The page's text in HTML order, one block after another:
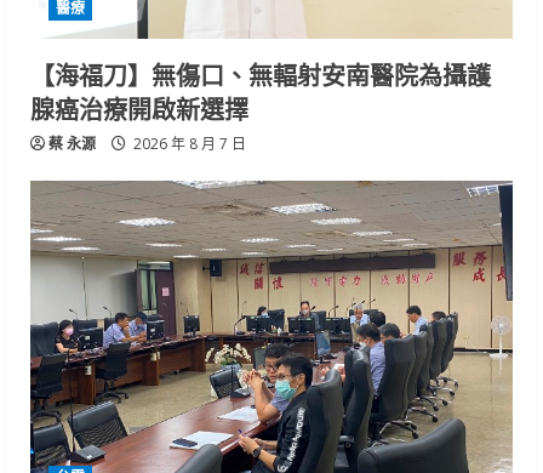
醫療
【海福刀】無傷口、無輻射安南醫院為攝護
腺癌治療開啟新選擇
蔡 永源 2026 年 8 月 7 日